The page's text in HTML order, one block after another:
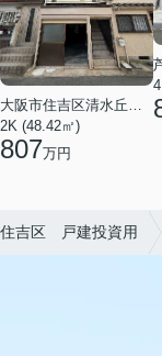
大阪市住吉区清水丘２丁目
2K (48.42㎡)
807万円
吉区 戸建投資用